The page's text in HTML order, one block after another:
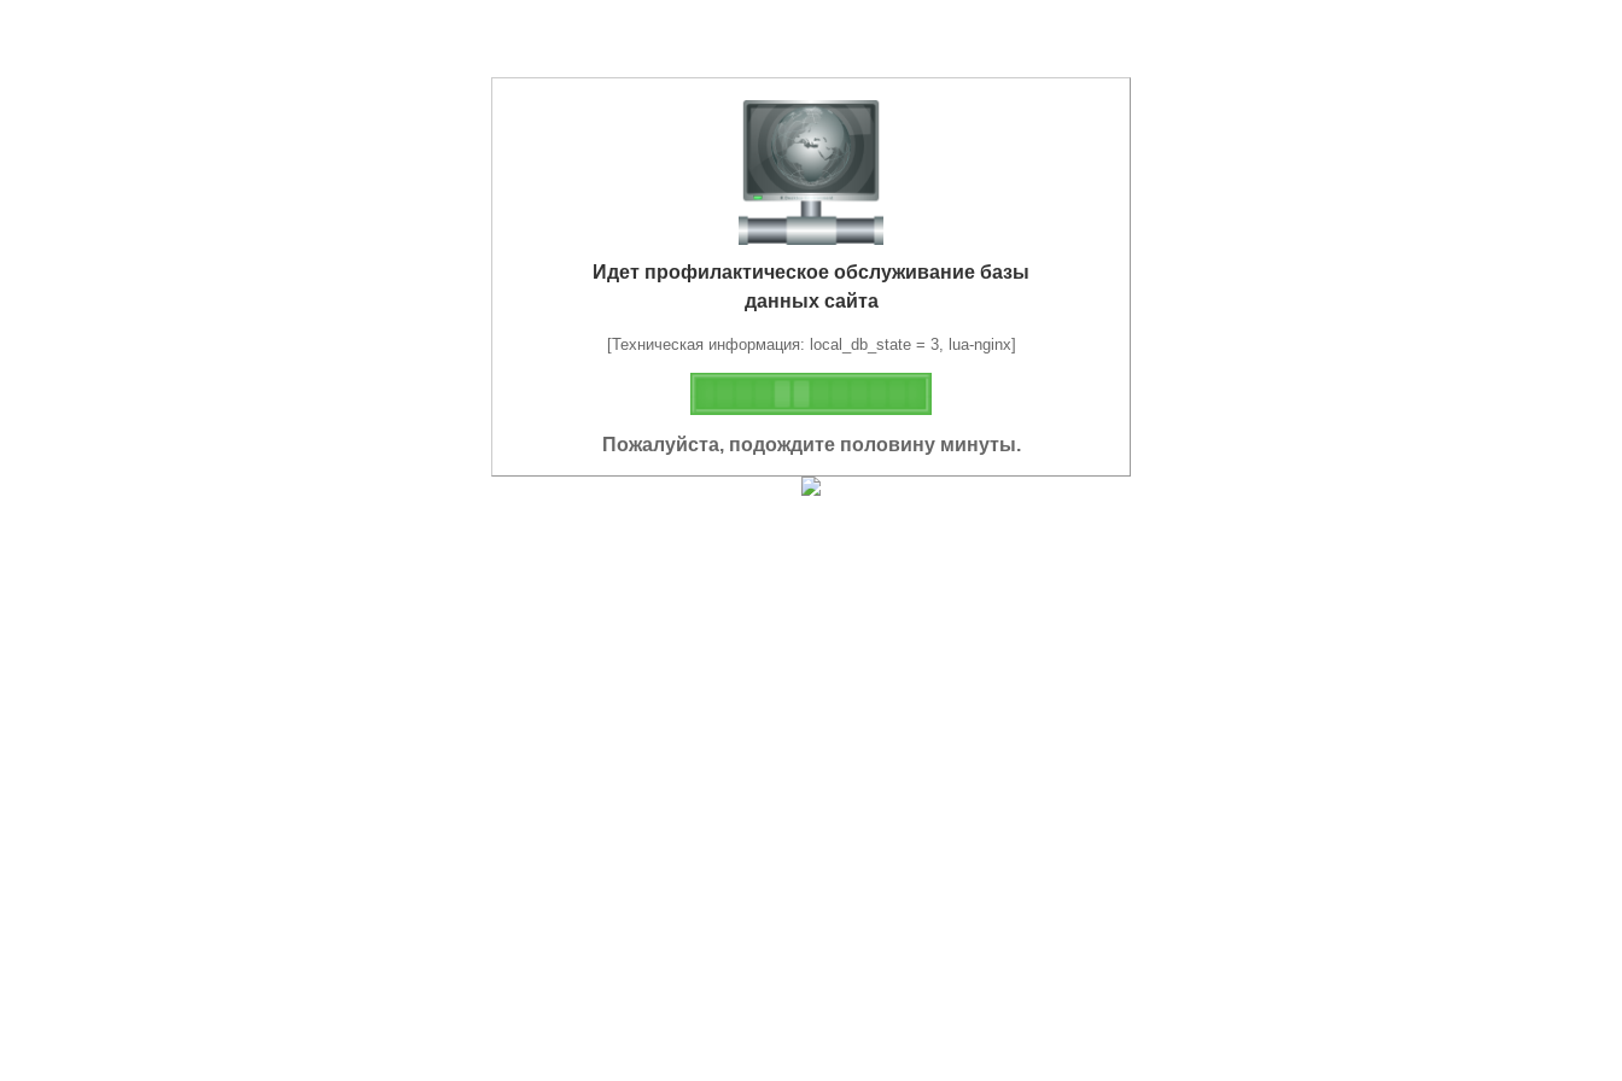
Идет профилактическое обслуживание базы
данных сайта
[Техническая информация: local_db_state = 3, lua-nginx]
Пожалуйста, подождите половину минуты.